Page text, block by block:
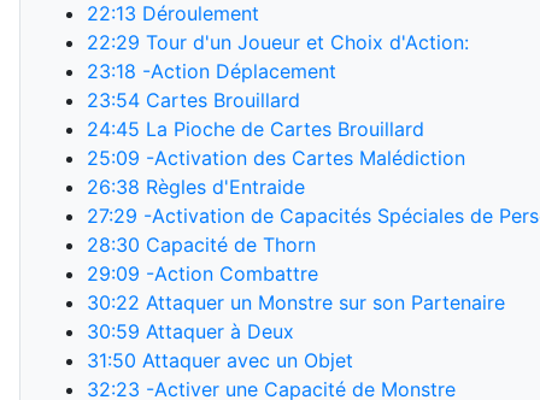
22:13 Déroulement
22:29 Tour d'un Joueur et Choix d'Action:
23:18 -Action Déplacement
23:54 Cartes Brouillard
24:45 La Pioche de Cartes Brouillard
25:09 -Activation des Cartes Malédiction
26:38 Règles d'Entraide
27:29 -Activation de Capacités Spéciales de
28:30 Capacité de Thorn
29:09 -Action Combattre
30:22 Attaquer un Monstre sur son Partenaire
30:59 Attaquer à Deux
31:50 Attaquer avec un Objet
32:23 -Activer une Capacité de Monstre